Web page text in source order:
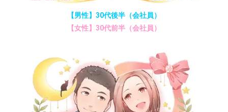
【男性】30代後半（会社員）
【女性】30代前半（会社員）